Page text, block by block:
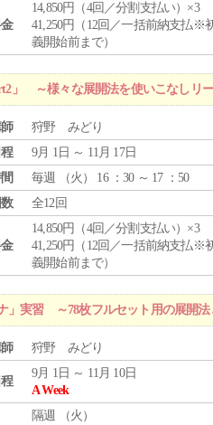
14,850円（4回／分割支払い）×3
41,250円（12回／一括前納支払※
義開始前まで）
」 ～様々な展開法を使いこなしリ
狩野 みどり
程
9月 1日 ～ 11月 17日
毎週 （火 ） 16 ：30 ～ 17 ：50
全12回
14,850円（4回／分割支払い）×3
41,250円（12回／一括前納支払※
義開始前まで）
」実習 ～78枚フルセット用の展開法
狩野 みどり
程
9月 1日 ～ 11月 10日
A Week
隔週 （火 ）